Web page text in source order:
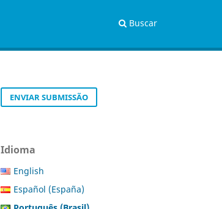
Buscar
ENVIAR SUBMISSÃO
Idioma
English
Español (España)